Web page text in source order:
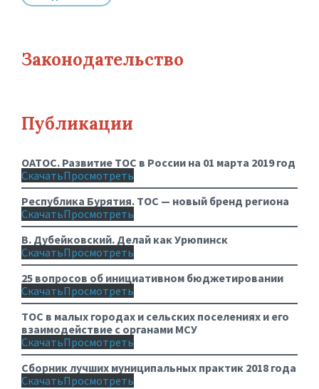
Законодательство
Публикации
ОАТОС. Развитие ТОС в России на 01 марта 2019 год
СкачатьПросмотреть
Республика Бурятия. ТОС — новый бренд региона
СкачатьПросмотреть
В. Дубейковский. Делай как Урюпинск
СкачатьПросмотреть
25 вопросов об инициативном бюджетировании
СкачатьПросмотреть
ТОС в малых городах и сельских поселениях и его
взаимодействие с органами МСУ
СкачатьПросмотреть
Сборник лучших муниципальных практик 2018 года
СкачатьПросмотреть